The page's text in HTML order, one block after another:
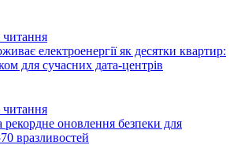
читання
електроенергії як десятки квартир:
для сучасних дата-центрів
читання
оновлення безпеки для
вразливостей